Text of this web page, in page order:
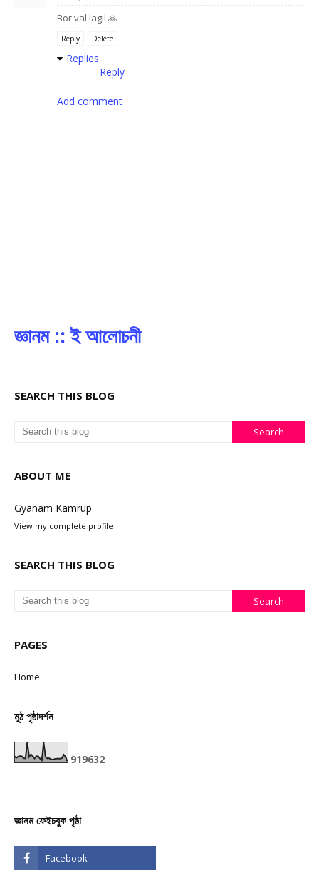
Bor val lagil 🙏
Reply Delete
Replies
Reply
Add comment
জ্ঞানম :: ই আলোচনী
SEARCH THIS BLOG
ABOUT ME
Gyanam Kamrup
View my complete profile
SEARCH THIS BLOG
PAGES
Home
মুঠ পৃষ্ঠাদৰ্শন
919632
জ্ঞানম ফেইচবুক পৃষ্ঠা